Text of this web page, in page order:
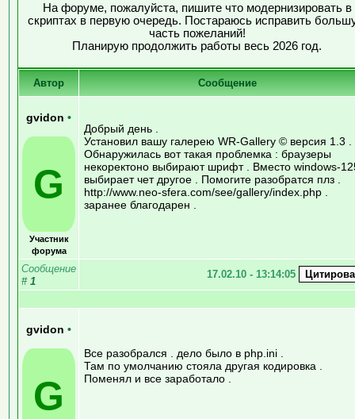
На форуме, пожалуйста, пишите что модернизировать в
скриптах в первую очередь. Постараюсь исправить
часть пожеланий!
Планирую продолжить работы весь 2026 год.
Автор Сообщение
gvidon •
G
Участник
форума
Добрый день .
Установил вашу галерею WR-Gallery © версия 1.3 .
Обнаружилась вот такая проблемка : браузеры
некоректоно выбирают шрифт . Вместо windows-
выбирает чет другое . Помогите разобратся плз .
http://www.neo-sfera.com/see/gallery/index.php .
заранее благодарен .
Сообщение
# 1
17.02.10 - 13:14:05
gvidon •
G
Все разобрался . дело было в php.ini .
Там по умолчанию стояла другая кодировка .
Поменял и все заработало .